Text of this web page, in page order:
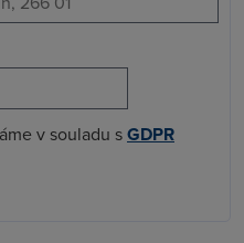
v souladu sGDPR